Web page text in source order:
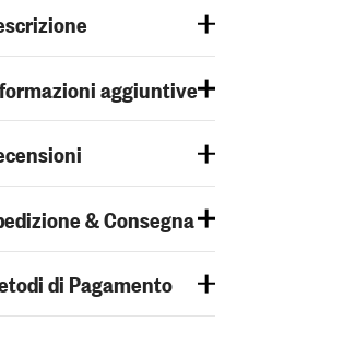
aggiuntive
& Consegna
di Pagamento